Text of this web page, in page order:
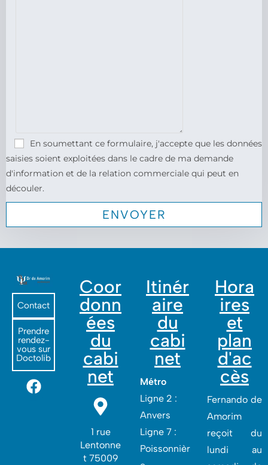
En soumettant ce formulaire, j'accepte que les données
saisies soient exploitées dans le cadre de ma demande
d'information et de la relation commerciale qui peut en
découler.
Contact
Prendre
rendez-
vous sur
Doctolib
Coor
donn
ées
du
cabi
net
1 rue
Lentonne
t 75009
Itinér
aire
du
cabi
net
Métro
Ligne 2 :
Anvers
Ligne 7 :
Poissonnièr
Hora
ires
et
plan
d'ac
cès
Fernando de
Amorim
reçoit du
lundi au